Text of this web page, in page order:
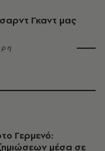
Γκαντ μας
Γερμενό:
μέσα σε